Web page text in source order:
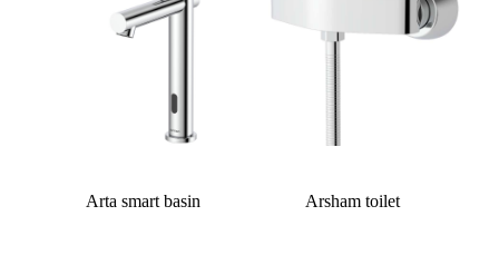
Arsham toilet
Arta smart basin